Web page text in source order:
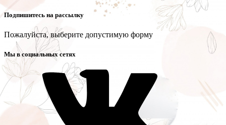
Подпишитесь на рассылку
Пожалуйста, выберите допустимую форму
Мы в социальных сетях